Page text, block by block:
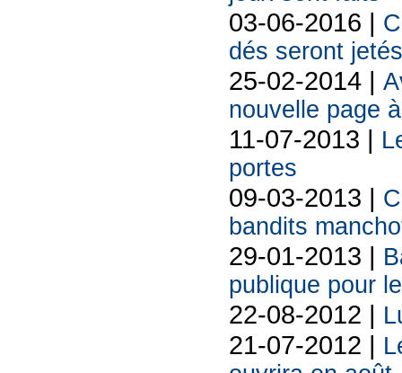
03-06-2016 |
dés seront
25-02-2014 |
nouvelle page
11-07-2013 |
portes
09-03-2013 |
bandits
29-01-2013 |
publique pour
22-08-2012 |
21-07-2012 |